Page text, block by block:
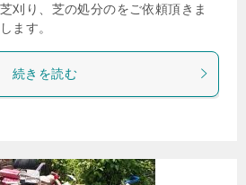
刈り、芝の処分のをご依頼頂きま
ます。
続きを読む